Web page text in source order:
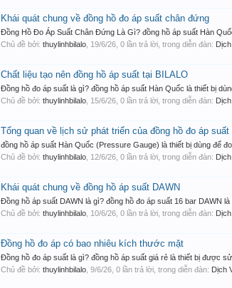
Khái quát chung về đồng hồ đo áp suất chân đứng
Đồng Hồ Đo Áp Suất Chân Đứng Là Gì? đồng hồ áp suất Hàn
Chủ đề bởi: thuylinhbilalo 19/6/26 , 0 lần trả lời, trong diễn đàn:
Chất liệu tạo nên đồng hồ áp suất tại BILALO
Đồng hồ đo áp suất là gì? đồng hồ áp suất Hàn Quốc là thiết bị
Chủ đề bởi: thuylinhbilalo 15/6/26 , 0 lần trả lời, trong diễn đàn:
Tổng quan về lịch sử phát triển của đồng hồ đo áp suất
đồng hồ áp suất Hàn Quốc (Pressure Gauge) là thiết bị dùng để
Chủ đề bởi: thuylinhbilalo 12/6/26 , 0 lần trả lời, trong diễn đàn:
Khái quát chung về đồng hồ áp suất DAWN
Đồng hồ áp suất DAWN là gì? đồng hồ đo áp suất 16 bar DAWN
Chủ đề bởi: thuylinhbilalo 10/6/26 , 0 lần trả lời, trong diễn đàn:
Đồng hồ đo áp có bao nhiêu kích thước mặt
Đồng hồ đo áp suất là gì? đồng hồ áp suất giá rẻ là thiết bị được
Chủ đề bởi: thuylinhbilalo 9/6/26 , 0 lần trả lời, trong diễn đàn: Dịch